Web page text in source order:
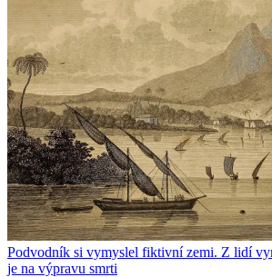
Podvodník si vymyslel fiktivní zemi. Z lidí
je na výpravu smrti